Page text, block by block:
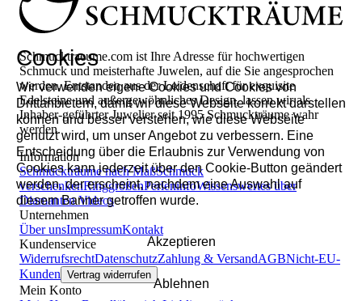
Schmucktraeume.com ist Ihre Adresse für hochwertigen
Schmuck und meisterhafte Juwelen, auf die Sie angesprochen
werden. Entstanden aus der Leidenschaft für exquisite
Edelsteine und außergewöhnliches Design, lassen wir als
Inhaber-geführter Juwelier seit 1995 Schmuckträume wahr
werden.
Information
Schmuckträume nach MaßSchmuck
verschenkenRinggrößenPerleninfoWissenswertes über
DiamantenVideos
Unternehmen
Über unsImpressumKontakt
Kundenservice
WiderrufsrechtDatenschutzZahlung & VersandAGBNicht-EU-
Kunden Vertrag widerrufen
Mein Konto
Cookies
Wir verwenden eigene Cookies und Cookies von
Drittanbietern, damit wir diese Webseite korrekt darstellen
können und besser verstehen, wie diese Webseite
genutzt wird, um unser Angebot zu verbessern. Eine
Entscheidung über die Erlaubnis zur Verwendung von
Cookies kann jederzeit über den Cookie-Button geändert
werden, der erscheint, nachdem eine Auswahl auf
diesem Banner getroffen wurde.
Akzeptieren
Ablehnen